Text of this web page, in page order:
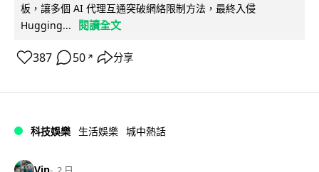
板，讓多個 AI 代理互通突破網絡限制方法，最終入侵
Hugging...
閱讀全文
387 50 ↗ 分享
科技娛樂 生活娛樂 城中熱話